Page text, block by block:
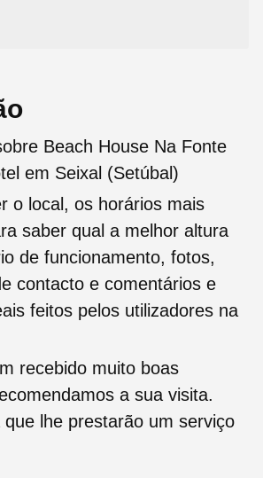
Beach House Na Fonte
em Seixal (Setúbal)
o local, os horários mais
saber qual a melhor altura
de funcionamento, fotos,
contacto e comentários e
feitos pelos utilizadores na
recebido muito boas
a sua visita.
lhe prestarão um serviço